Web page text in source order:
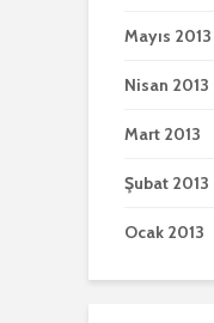
Mayıs 2013
Nisan 2013
Mart 2013
Şubat 2013
Ocak 2013